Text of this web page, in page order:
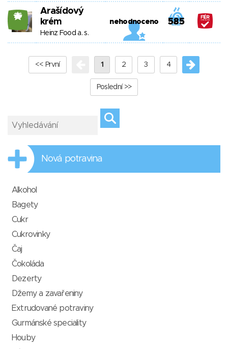
26
Arašídový
krém
Heinz Food a. s.
nehodnoceno 585
<< První 1 2 3 4
Poslední >>
Nová potravina
Alkohol
Bagety
Cukr
Cukrovinky
Čaj
Čokoláda
Dezerty
Džemy a zavařeniny
Extrudované potraviny
Gurmánské speciality
Houby